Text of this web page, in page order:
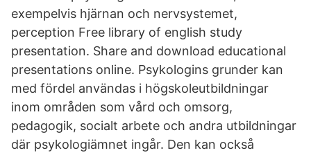
exempelvis hjärnan och nervsystemet,
perception Free library of english study
presentation. Share and download educational
presentations online. Psykologins grunder kan
med fördel användas i högskoleutbildningar
inom områden som vård och omsorg,
pedagogik, socialt arbete och andra utbildningar
där psykologiämnet ingår. Den kan också